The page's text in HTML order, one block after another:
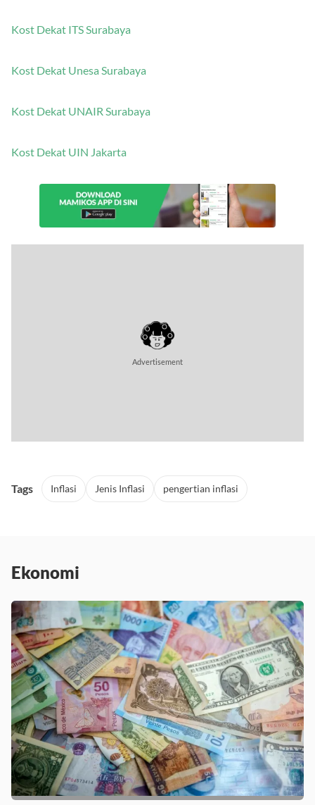
Kost Dekat ITS Surabaya
Kost Dekat Unesa Surabaya
Kost Dekat UNAIR Surabaya
Kost Dekat UIN Jakarta
Advertisement
Tags Inflasi Jenis Inflasi pengertian inflasi
Ekonomi